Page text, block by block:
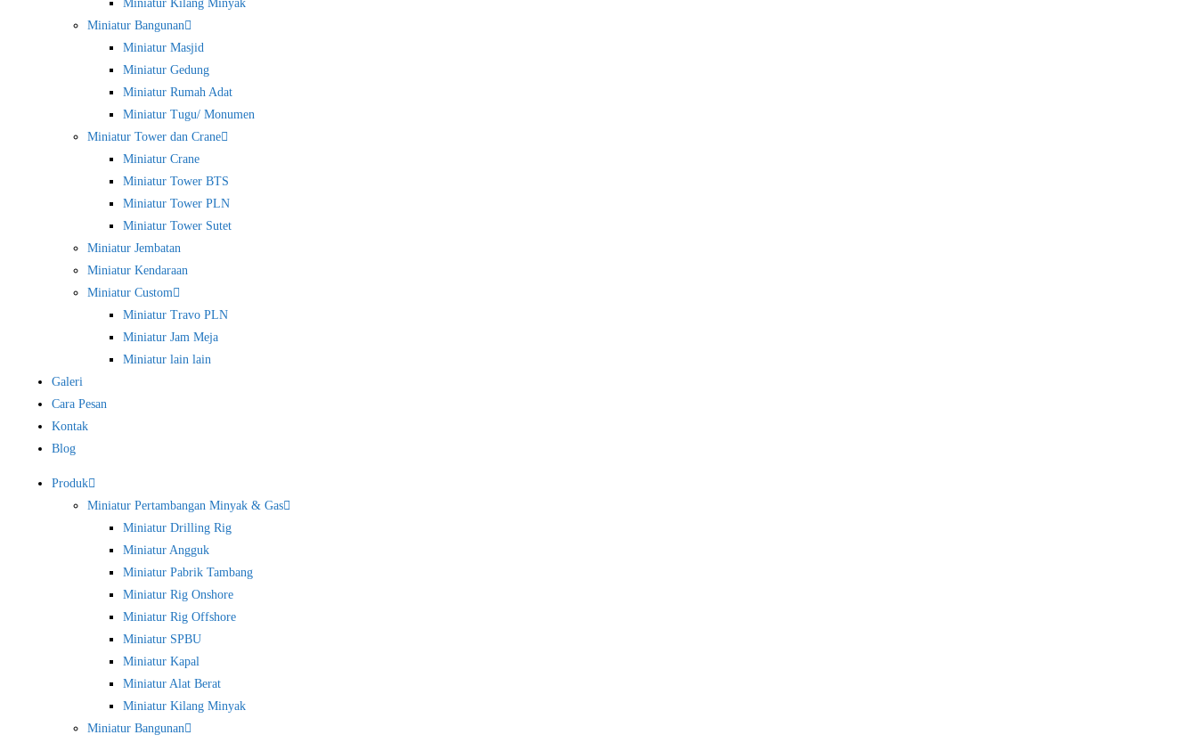
Miniatur Kilang Minyak
Miniatur Bangunan
Miniatur Masjid
Miniatur Gedung
Miniatur Rumah Adat
Miniatur Tugu/ Monumen
Miniatur Tower dan Crane
Miniatur Crane
Miniatur Tower BTS
Miniatur Tower PLN
Miniatur Tower Sutet
Miniatur Jembatan
Miniatur Kendaraan
Miniatur Custom
Miniatur Travo PLN
Miniatur Jam Meja
Miniatur lain lain
Galeri
Cara Pesan
Kontak
Blog
Produk
Miniatur Pertambangan Minyak & Gas
Miniatur Drilling Rig
Miniatur Angguk
Miniatur Pabrik Tambang
Miniatur Rig Onshore
Miniatur Rig Offshore
Miniatur SPBU
Miniatur Kapal
Miniatur Alat Berat
Miniatur Kilang Minyak
Miniatur Bangunan